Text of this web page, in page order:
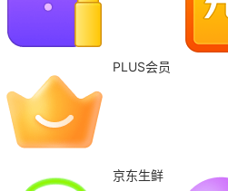
PLUS会员
京东生鲜